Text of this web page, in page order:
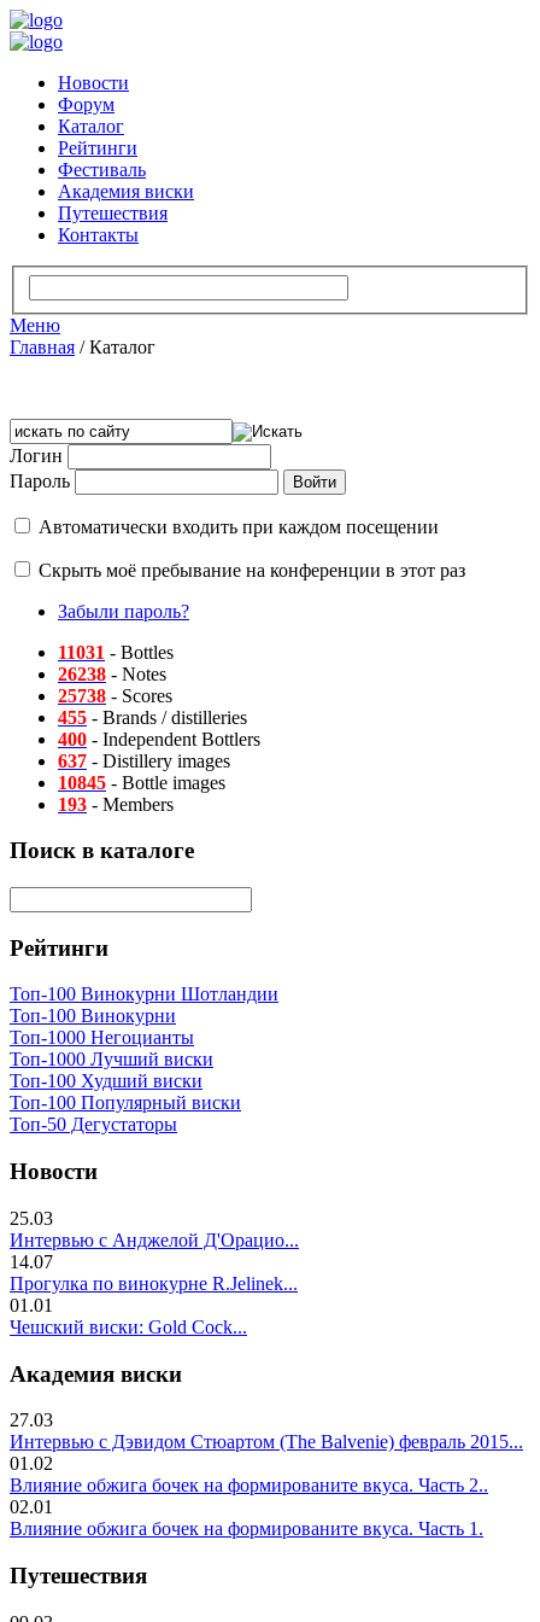
Новости
Форум
Каталог
Рейтинги
Фестиваль
Академия виски
Путешествия
Контакты
Меню
Главная /Каталог
Логин
Пароль
Автоматически входить при каждом посещении
Скрыть моё пребывание на конференции в этот раз
Забыли пароль?
11031 - Bottles
26238 - Notes
25738 - Scores
455 - Brands / distilleries
400 - Independent Bottlers
637 - Distillery images
10845 - Bottle images
193 - Members
Поиск в каталоге
Рейтинги
Топ-100 Винокурни Шотландии
Топ-100 Винокурни
Топ-1000 Негоцианты
Топ-1000 Лучший виски
Топ-100 Худший виски
Топ-100 Популярный виски
Топ-50 Дегустаторы
Новости
25.03
Интервью с Анджелой Д'Орацио...
14.07
Прогулка по винокурне R.Jelinek...
01.01
Чешский виски: Gold Cock...
Академия виски
27.03
Интервью с Дэвидом Стюартом (The Balvenie) февраль 2015...
01.02
Влияние обжига бочек на формированите вкуса. Часть 2..
02.01
Влияние обжига бочек на формированите вкуса. Часть 1.
Путешествия